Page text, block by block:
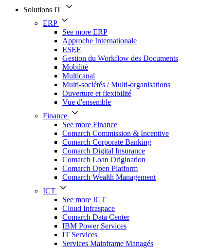
Solutions IT
ERP
See more ERP
Approche Internationale
ESEF
Gestion du Workflow des Documents
Mobilité
Multicanal
Multi-sociétés / Multi-organisations
Ouverture et flexibilité
Vue d'ensemble
Finance
See more Finance
Comarch Commission & Incentive
Comarch Corporate Banking
Comarch Digital Insurance
Comarch Loan Origination
Comarch Open Platform
Comarch Wealth Management
ICT
See more ICT
Cloud Infraspace
Comarch Data Center
IBM Power Services
IT Services
Services Mainframe Managés